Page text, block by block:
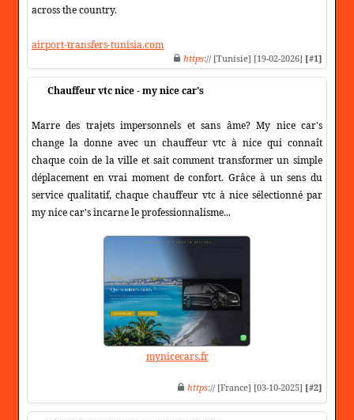
across the country.
airport-transfers-tunisia.com
https:// [Tunisie] [19-02-2026] [#1]
Chauffeur vtc nice - my nice car's
Marre des trajets impersonnels et sans âme? My nice car's
change la donne avec un chauffeur vtc à nice qui connaît
chaque coin de la ville et sait comment transformer un simple
déplacement en vrai moment de confort. Grâce à un sens du
service qualitatif, chaque chauffeur vtc à nice sélectionné par
my nice car's incarne le professionnalisme...
mynicecars.fr
https:// [France] [03-10-2025] [#2]